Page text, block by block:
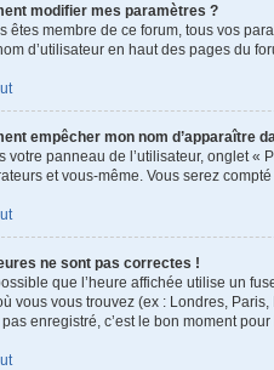
modifier mes paramètres ?
êtes membre de ce forum, tous vos
d’utilisateur en haut des pages du
empêcher mon nom d’apparaître
votre panneau de l’utilisateur, onglet «
et vous-même. Vous serez
ne sont pas correctes !
que l’heure affichée utilise un
vous vous trouvez (ex : Londres,
pas enregistré, c’est le bon moment pour